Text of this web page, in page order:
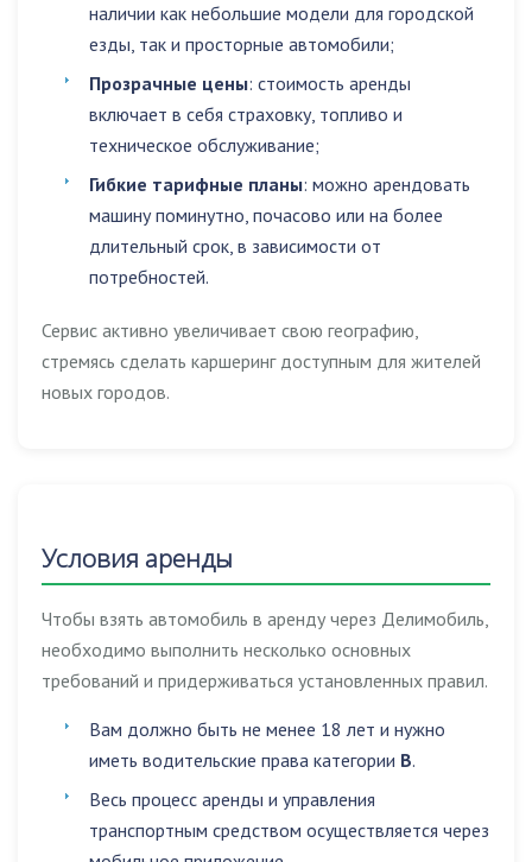
наличии как небольшие модели для городской
езды, так и просторные автомобили;
Прозрачные цены: стоимость аренды
включает в себя страховку, топливо и
техническое обслуживание;
Гибкие тарифные планы: можно арендовать
машину поминутно, почасово или на более
длительный срок, в зависимости от
потребностей.
Сервис активно увеличивает свою географию,
стремясь сделать каршеринг доступным для жителей
новых городов.
Условия аренды
Чтобы взять автомобиль в аренду через Делимобиль,
необходимо выполнить несколько основных
требований и придерживаться установленных правил.
Вам должно быть не менее 18 лет и нужно
иметь водительские права категории B.
Весь процесс аренды и управления
транспортным средством осуществляется через